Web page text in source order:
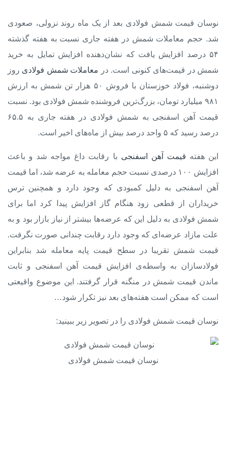
نوسان قیمت شمش فولادی بعد از یک ماه روند نزولی، صعودی
شد. حجم معاملات شمش در هفته جاری نسبت به هفته گذشته
۵۴ درصد افزایش یافت که نشان‌دهنده افزایش تمایل به خرید
شمش در قیمت‌های کنونی است. در معاملات شمش فولادی روز
دوشنبه، فولاد خوزستان با فروش ۵۰ هزار تن شمش به ارزش
۹۸۱ میلیارد تومان، بزرگ‌ترین فروشنده شمش فولادی بود. نسبت
قیمت آهن اسفنجی به شمش فولادی در هفته جاری به ۶۵.۵
درصد رسید که ۵ واحد درصد بیش از ماه‌های اخیر است.
این هفته قیمت آهن اسفنجی با رقابت داغ مواجه شد و باعث
افزایش ۱۰۰ درصدی نسبت حجم معامله به عرضه شد، اما قیمت
آهن اسفنجی به دلیل کمبودی که وجود دارد و همچنین ترس
خریداران از قطعی زود هنگام گاز افزایش پیدا کرد اما برای
شمش فولادی به دلیل این که عرضه‌ها بیشتر از نیاز بازار بود و به
علت مازاد عرضه‌ای که وجود دارد رقابت چندانی صورت نگرفت.
قیمت شمش تقریبا در سطح قیمت پایه معامله شد بنابراین
فولادسازان به واسطه‌ی افزایش قیمت آهن اسفنجی و ثابت
ماندن قیمت شمش در منگنه قرار گرفتند. این موضوع واقیعتی
است که ممکن است هفته‌های بعد نیز تکرار شود…
نوسان قیمت شمش فولادی را در تصویر زیر ببینید:
نوسان قیمت شمش فولادی